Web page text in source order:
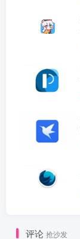
评论 抢沙发